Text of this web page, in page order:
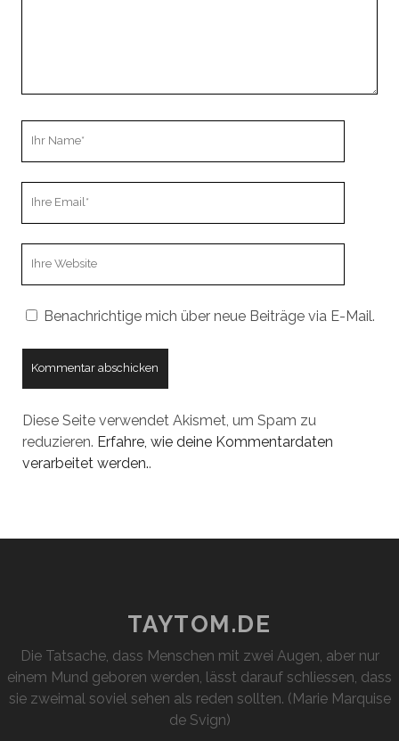
Benachrichtige mich über neue Beiträge via E-Mail.
Diese Seite verwendet Akismet, um Spam zu
reduzieren. Erfahre, wie deine Kommentardaten
verarbeitet werden..
TAYTOM.DE
Die Tatsache, dass Menschen mit zwei Augen, aber nur
einem Mund geboren werden, lässt darauf schliessen, dass
sie zweimal soviel sehen als reden sollten. (Marie Marquise
de Svign)